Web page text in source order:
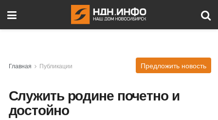
Главная Публикации Предложить новость
Служить родине почетно и
достойно